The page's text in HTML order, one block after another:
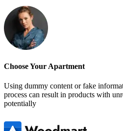
Choose Your Apartment
Using dummy content or fake
process can result in products with
potentially